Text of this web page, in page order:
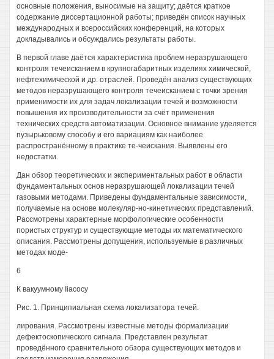
основные положения, выносимые на защиту; даётся краткое
содержание диссертационной работы; приведён список научных
международных и всероссийских конференций, на которых
докладывались и обсуждались результаты работы.
В первой главе даётся характеристика проблем неразрушающего
контроля течеисканием в крупногабаритных изделиях химической,
нефтехимической и др. отраслей. Проведён анализ существующих
методов неразрушающего контроля течеисканием с точки зрения
применимости их для задач локализации течей и возможности
повышения их производительности за счёт применения
технических средств автоматизации. Основное внимание уделяется
пузырьковому способу и его вариациям как наиболее
распространённому в практике те-чеискания. Выявлены его
недостатки.
Дан обзор теоретических и экспериментальных работ в области
фундаментальных основ неразрушающей локализации течей
газовыми методами. Приведены фундаментальные зависимости,
получаемые на основе молекуляр-но-кинетических представлений.
Рассмотрены характерные морфологические особенности
пористых структур и существующие методы их математического
описания. Рассмотрены допущения, используемые в различных
методах моде-
6
К вакуумному Ііасосу
Рис. 1. Принципиальная схема локализатора течей.
лирования. Рассмотрены известные методы формализации
дефектоскопического сигнала. Представлен результат
проведённого сравнительного обзора существующих методов и